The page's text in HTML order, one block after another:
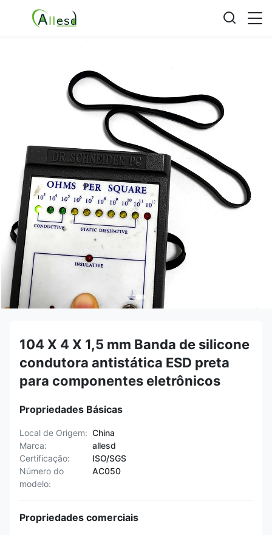
104 X 4 X 1,5 mm Banda de silicone
condutora antistática ESD preta
para componentes eletrônicos
Propriedades Básicas
Local de Origem: China
Marca:
allesd
Certificação:
ISO/SGS
Número do
modelo:
AC050
Propriedades comerciais